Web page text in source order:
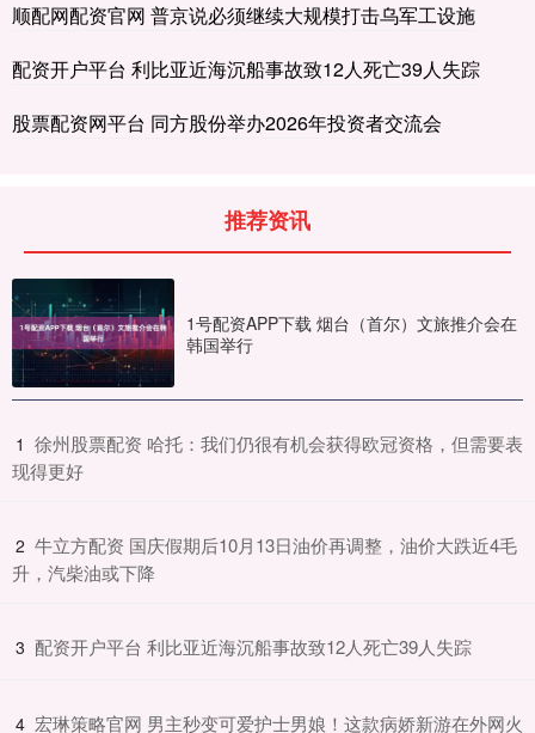
顺配网配资官网 普京说必须继续大规模打击乌军工设施
配资开户平台 利比亚近海沉船事故致12人死亡39人失踪
股票配资网平台 同方股份举办2026年投资者交流会
推荐资讯
1号配资APP下载 烟台（首尔）文旅推介会在
韩国举行
1 ​徐州股票配资 哈托：我们仍很有机会获得欧冠资格，但需要表
现得更好
2 ​牛立方配资 国庆假期后10月13日油价再调整，油价大跌近4毛
升，汽柴油或下降
3 ​配资开户平台 利比亚近海沉船事故致12人死亡39人失踪
4 ​宏琳策略官网 男主秒变可爱护士男娘！这款病娇新游在外网火